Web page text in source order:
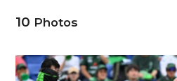
10 Photos